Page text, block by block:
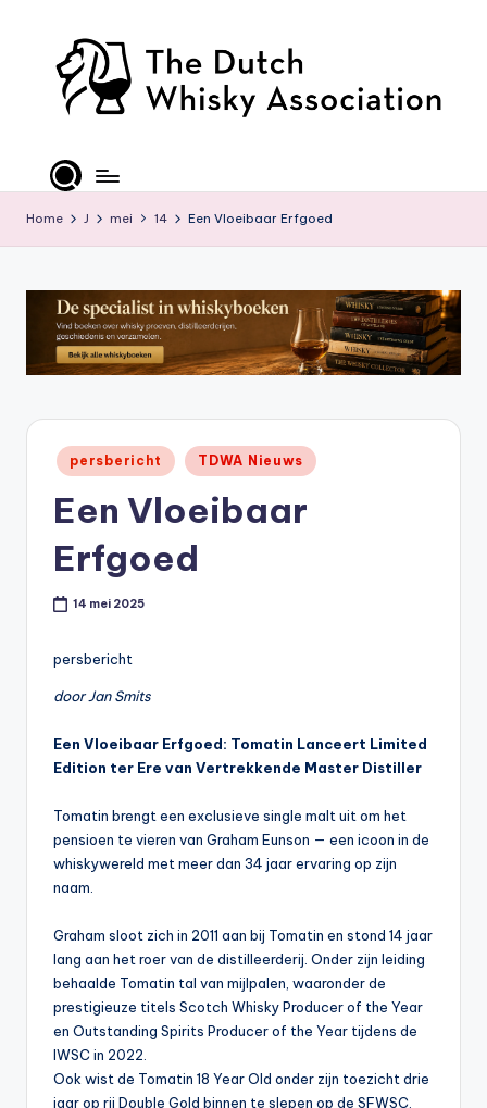
D
W
A
-
O
ffi
or
Home J mei 14 Een Vloeibaar Erfgoed
Geplaatst
in
persbericht TDWA Nieuws
Een Vloeibaar
Erfgoed
14 mei 2025
persbericht
door Jan Smits
Een Vloeibaar Erfgoed: Tomatin Lanceert Limited
Edition ter Ere van Vertrekkende Master Distiller
Tomatin brengt een exclusieve single malt uit om het
pensioen te vieren van Graham Eunson — een icoon in de
whiskywereld met meer dan 34 jaar ervaring op zijn
naam.
Graham sloot zich in 2011 aan bij Tomatin en stond 14 jaar
lang aan het roer van de distilleerderij. Onder zijn leiding
behaalde Tomatin tal van mijlpalen, waaronder de
prestigieuze titels Scotch Whisky Producer of the Year
en Outstanding Spirits Producer of the Year tijdens de
IWSC in 2022.
Ook wist de Tomatin 18 Year Old onder zijn toezicht drie
jaar op rij Double Gold binnen te slepen op de SFWSC.